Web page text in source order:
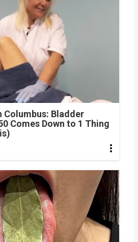
Columbus: Bladder
Comes Down to 1 Thing